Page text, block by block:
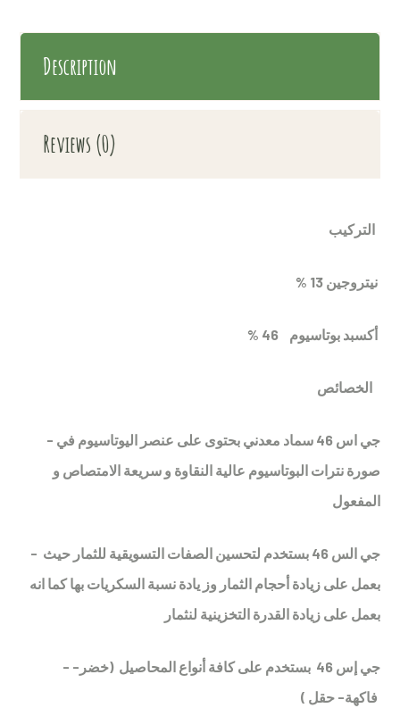
Description
Reviews (0)
% نيتروجين 13
الخصائص
- جي اس 46 سماد معدني بحتوى على عنصر اليوتاسيوم في
صورة نترات البوتاسيوم عالية النقاوة و سريعة الامتصاص و
المفعول
- جي الس 46 بستخدم لتحسين الصفات التسويقية للثمار حيث
بعمل على زيادة أحجام الثمار وز يادة نسبة السكريات بها كما انه
بعمل على زيادة القدرة التخزينية لنثمار
- جي إس 46 بستخدم على كافة أنواع المحاصيل (خضر-
فاكهة- حقل )